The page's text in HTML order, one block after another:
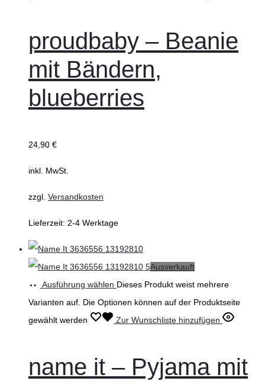
proudbaby – Beanie
mit Bändern,
blueberries
24,90 €
inkl. MwSt.
zzgl. Versandkosten
Lieferzeit: 2-4 Werktage
Ausverkauft
Ausführung wählen Dieses Produkt weist mehrere
Varianten auf. Die Optionen können auf der Produktseite
gewählt werden
Zur Wunschliste hinzufügen
name it – Pyjama mit